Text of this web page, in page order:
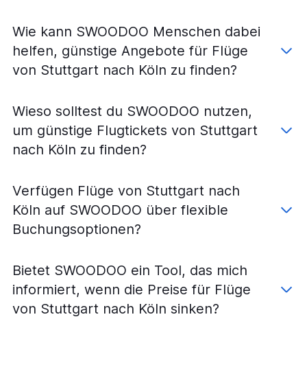
Flüge von München nach Köln
Flüge von München nach Leipzig
Flüge von Stuttgart nach Berlin
Flüge von Stuttgart nach Frankfurt Hahn
Flüge von Frankfurt am Main nach Sylt
Flüge von München nach Weeze, Niederrhein
Flüge von Frankfurt am Main nach Hannover
Flüge von Stuttgart nach Weeze, Niederrhein
Flüge von Stuttgart nach Dresden
Flüge von München nach Stuttgart
Flüge von München nach Dortmund
Wie kann SWOODOO Menschen dabei
helfen, günstige Angebote für Flüge
von Stuttgart nach Köln zu finden?
Wieso solltest du SWOODOO nutzen,
um günstige Flugtickets von Stuttgart
nach Köln zu finden?
Verfügen Flüge von Stuttgart nach
Köln auf SWOODOO über flexible
Buchungsoptionen?
Bietet SWOODOO ein Tool, das mich
informiert, wenn die Preise für Flüge
von Stuttgart nach Köln sinken?